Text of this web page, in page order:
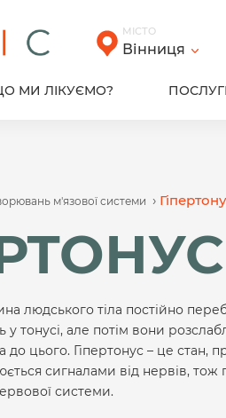
МІСТО
Вінниця
МИ ЛІКУЄМО?
м'язової системи ›
людського тіла постійно
тонусі, але потім вони
до цього. Гіпертонус – це стан,
сигналами від нервів,
системи.